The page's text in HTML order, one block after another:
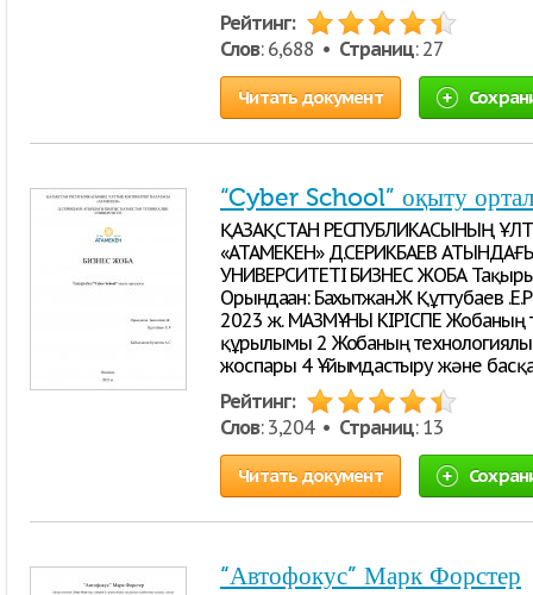
Рейтинг:
Слов: 6,688 • Страниц: 27
Читать документ
“Cyber School” оқыту
ҚАЗАҚСТАН РЕСПУБЛИКАСЫНЫҢ
«АТАМЕКЕН» Д.СЕРИКБАЕВ
УНИВЕРСИТЕТІ БИЗНЕС ЖОБА
Орындаған: Бахытжан.Ж Құттубаев
2023 ж. МАЗМҰНЫ КІРІСПЕ Жобаның
құрылымы 2 Жобаның
жоспары 4 Ұйымдастыру және
Рейтинг:
Слов: 3,204 • Страниц: 13
Читать документ
“Автофокус” Марк Форстер